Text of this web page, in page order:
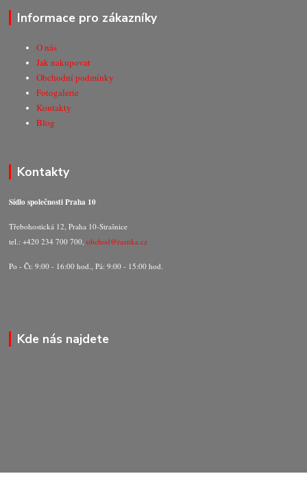
Informace pro zákazníky
O nás
Jak nakupovat
Obchodní podmínky
Fotogalerie
Kontakty
Blog
Kontakty
Sídlo společnosti Praha 10
Třebohostická 12, Praha 10-Strašnice
tel.: +420 234 700 700,obchod@razitka.cz
Po - Čt: 9:00 - 16:00 hod., Pá: 9:00 - 15:00 hod.
Kde nás najdete